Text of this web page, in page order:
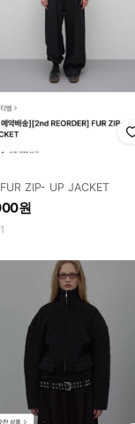
ZIP- UP JACKET
원
1